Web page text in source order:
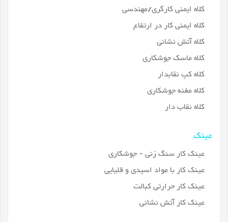
کلاه ایمنی کارگری/مهندسی
کلاه ایمنی کار در ارتفاع
کلاه آتش نشانی
کلاه ماسک جوشکاری
کلاه کپ نقابدار
کلاه مغنه جوشکاری
کلاه نقاب دار
عینک
عینک کار سنگ زنی - جوشکاری
عینک کار با مواد اسیدی و قلیایی
عینک کار حرارتی کبالت
عینک کار آتش نشانی